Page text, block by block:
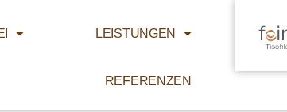
LEISTUNGEN
REFERENZEN